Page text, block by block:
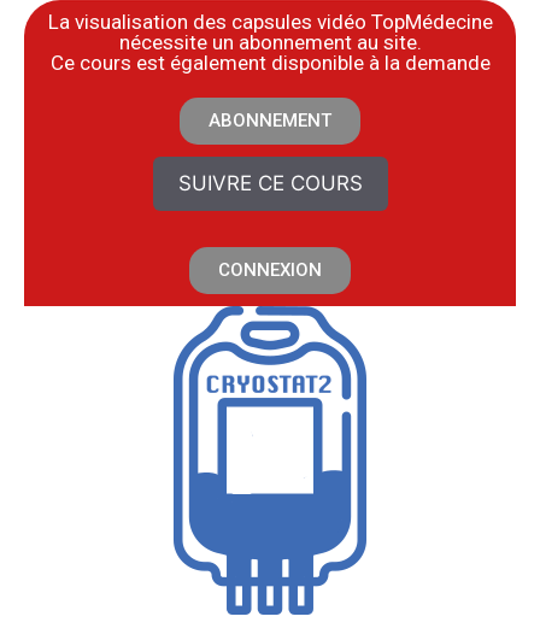
La visualisation des capsules vidéo TopMédecine
nécessite un abonnement au site.
​Ce cours est également disponible à la demande
ABONNEMENT
SUIVRE CE COURS
CONNEXION